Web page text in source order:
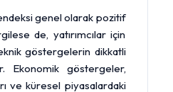
genel olarak pozitif
de, yatırımcılar için
göstergelerin dikkatli
Ekonomik göstergeler,
ve küresel piyasalardaki